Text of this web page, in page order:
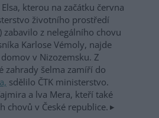
Elsa, kterou na začátku června
životního prostředí
zabavilo z nelegálního chovu
Karlose Vémoly, najde
v Nizozemsku. Z
zahrady šelma zamíří do
sdělilo ČTK ministerstvo.
a lva Mera, kteří také
chovů v České republice.